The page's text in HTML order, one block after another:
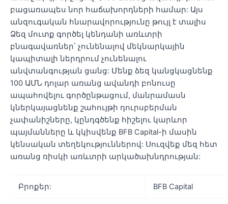
բացառապես նոր հաճախորդների համար: Այս
անզուգական հնարավորությունը թույլ է տալիս
Ձեզ մուտք գործել կենդանի առևտրի
բնագավառներ՝ չունենալով մեկնարկային
կապիտալի ներդրում չունենալու
անվտանգության ցանց: Մենք ձեզ կանցկացնենք
100 ԱՄՆ դոլար առանց ավանդի բոնուսը
ապահովելու գործընթացում, մանրամասն
կներկայացնենք շահույթի դուրսբերման
չափանիշները, կընդգծենք հիշելու կարևոր
պայմանները և կկիսվենք BFB Capital-ի մասին
կենսական տեղեկություններով: Սուզվեք մեզ հետ
առանց ռիսկի առևտրի արկածախնդրության:
Բրոքեր: BFB Capital